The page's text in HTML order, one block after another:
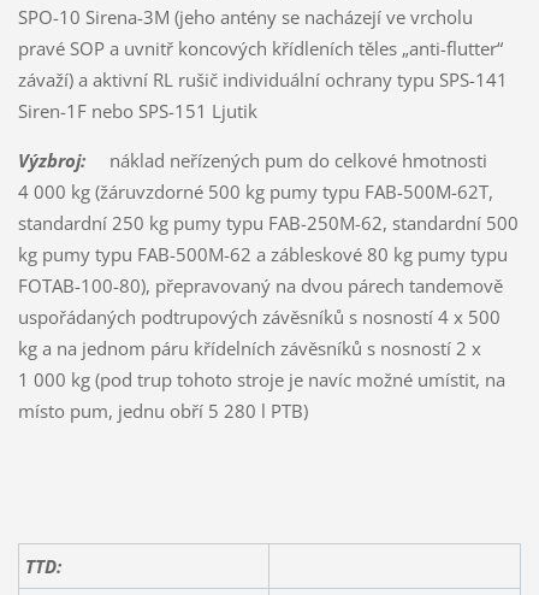
SPO-10 Sirena-3M (jeho antény se nacházejí ve vrcholu
pravé SOP a uvnitř koncových křídleních těles „anti-flutter“
závaží) a aktivní RL rušič individuální ochrany typu SPS-141
Siren-1F nebo SPS-151 Ljutik
Výzbroj:náklad neřízených pum do celkové hmotnosti
4 000 kg (žáruvzdorné 500 kg pumy typu FAB-500M-62T,
standardní 250 kg pumy typu FAB-250M-62, standardní 500
kg pumy typu FAB-500M-62 a zábleskové 80 kg pumy typu
FOTAB-100-80), přepravovaný na dvou párech tandemově
uspořádaných podtrupových závěsníků s nosností 4 x 500
kg a na jednom páru křídelních závěsníků s nosností 2 x
1 000 kg (pod trup tohoto stroje je navíc možné umístit, na
místo pum, jednu obří 5 280 l PTB)
TTD: